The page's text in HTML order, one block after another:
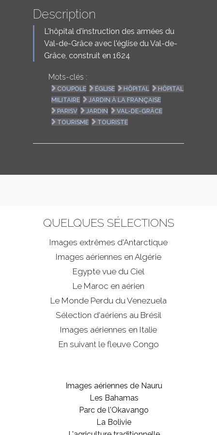
Description
L'hôpital d'instruction des armées du
Val-de-Grâce avec l'église du Val-de-
Grâce, construit en 1624
Mots-clés :
COUPOLE ÉGLISE HÔPITAL
HÔPITAL
MILITAIRE
JARDIN À LA FRANÇAISE
PARISV
JARDIN
VAL-DE-GRÂCE
TOURISME
TOURISTE
QUELQUES SÉLECTIONS
Images extrêmes d'Antarctique
Images aériennes en Algérie
Egypte vue du Ciel
Le Maroc en aérien
Le Monde Perdu du Venezuela
Sélection d'aériens au Brésil
Images aériennes en Italie
En suivant le fleuve Congo
Images aériennes de Nauru
Les Bahamas
Parc de l'Okavango
La Bolivie